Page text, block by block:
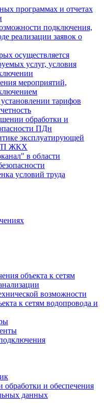
программах и отчетах
подключения,
реализации заявок о
осуществляется
услуг, условия
мероприятий,
тарифов
обработки и
ПДн
эксплуатирующей
ЖКХ
в области
условий труда
объекта к сетям
возможности
к сетям водопровода и
и обеспечения
данных